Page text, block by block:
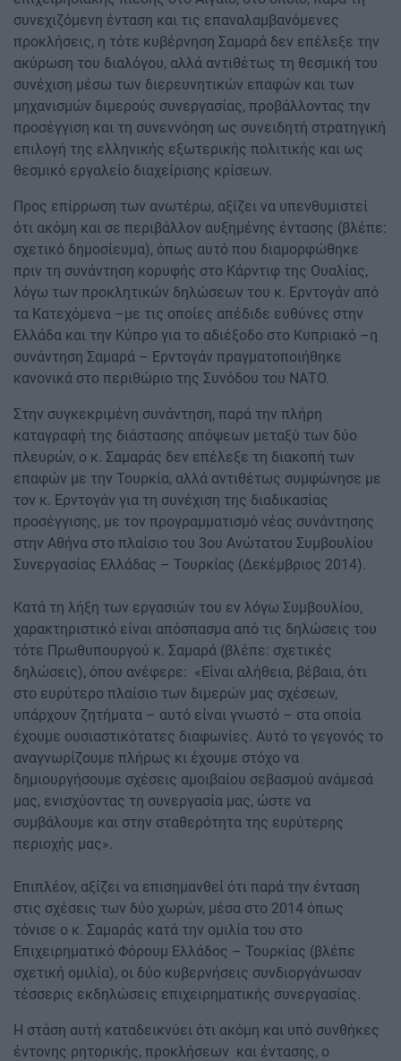
συνεχιζόμενη ένταση και τις επαναλαμβανόμενες
προκλήσεις, η τότε κυβέρνηση Σαμαρά δεν επέλεξε την
ακύρωση του διαλόγου, αλλά αντιθέτως τη θεσμική του
συνέχιση μέσω των διερευνητικών επαφών και των
μηχανισμών διμερούς συνεργασίας, προβάλλοντας την
προσέγγιση και τη συνεννόηση ως συνειδητή στρατηγική
επιλογή της ελληνικής εξωτερικής πολιτικής και ως
θεσμικό εργαλείο διαχείρισης κρίσεων.
Προς επίρρωση των ανωτέρω, αξίζει να υπενθυμιστεί
ότι ακόμη και σε περιβάλλον αυξημένης έντασης (βλέπε:
σχετικό δημοσίευμα), όπως αυτό που διαμορφώθηκε
πριν τη συνάντηση κορυφής στο Κάρντιφ της Ουαλίας,
λόγω των προκλητικών δηλώσεων του κ. Ερντογάν από
τα Κατεχόμενα –με τις οποίες απέδιδε ευθύνες στην
Ελλάδα και την Κύπρο για το αδιέξοδο στο Κυπριακό –η
συνάντηση Σαμαρά – Ερντογάν πραγματοποιήθηκε
κανονικά στο περιθώριο της Συνόδου του ΝΑΤΟ.
Στην συγκεκριμένη συνάντηση, παρά την πλήρη
καταγραφή της διάστασης απόψεων μεταξύ των δύο
πλευρών, ο κ. Σαμαράς δεν επέλεξε τη διακοπή των
επαφών με την Τουρκία, αλλά αντιθέτως συμφώνησε με
τον κ. Ερντογάν για τη συνέχιση της διαδικασίας
προσέγγισης, με τον προγραμματισμό νέας συνάντησης
στην Αθήνα στο πλαίσιο του 3ου Ανώτατου Συμβουλίου
Συνεργασίας Ελλάδας – Τουρκίας (Δεκέμβριος 2014).
Κατά τη λήξη των εργασιών του εν λόγω Συμβουλίου,
χαρακτηριστικό είναι απόσπασμα από τις δηλώσεις του
τότε Πρωθυπουργού κ. Σαμαρά (βλέπε: σχετικές
δηλώσεις), όπου ανέφερε: «Είναι αλήθεια, βέβαια, ότι
στο ευρύτερο πλαίσιο των διμερών μας σχέσεων,
υπάρχουν ζητήματα – αυτό είναι γνωστό – στα οποία
έχουμε ουσιαστικότατες διαφωνίες. Αυτό το γεγονός το
αναγνωρίζουμε πλήρως κι έχουμε στόχο να
δημιουργήσουμε σχέσεις αμοιβαίου σεβασμού ανάμεσά
μας, ενισχύοντας τη συνεργασία μας, ώστε να
συμβάλουμε και στην σταθερότητα της ευρύτερης
περιοχής μας».
Επιπλέον, αξίζει να επισημανθεί ότι παρά την ένταση
στις σχέσεις των δύο χωρών, μέσα στο 2014 όπως
τόνισε ο κ. Σαμαράς κατά την ομιλία του στο
Επιχειρηματικό Φόρουμ Ελλάδος – Τουρκίας (βλέπε
σχετική ομιλία), οι δύο κυβερνήσεις συνδιοργάνωσαν
τέσσερις εκδηλώσεις επιχειρηματικής συνεργασίας.
Η στάση αυτή καταδεικνύει ότι ακόμη και υπό συνθήκες
έντονης ρητορικής, προκλήσεων και έντασης, ο